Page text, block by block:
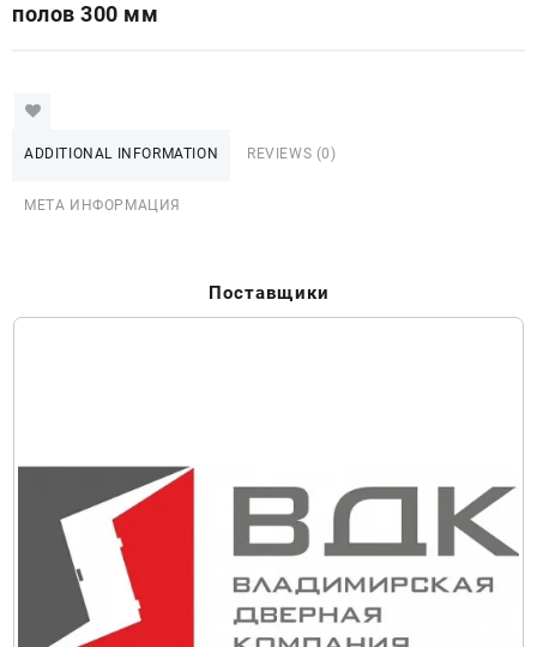
полов 300 мм
ADDITIONAL INFORMATION REVIEWS (0)
МЕТА ИНФОРМАЦИЯ
Поставщики